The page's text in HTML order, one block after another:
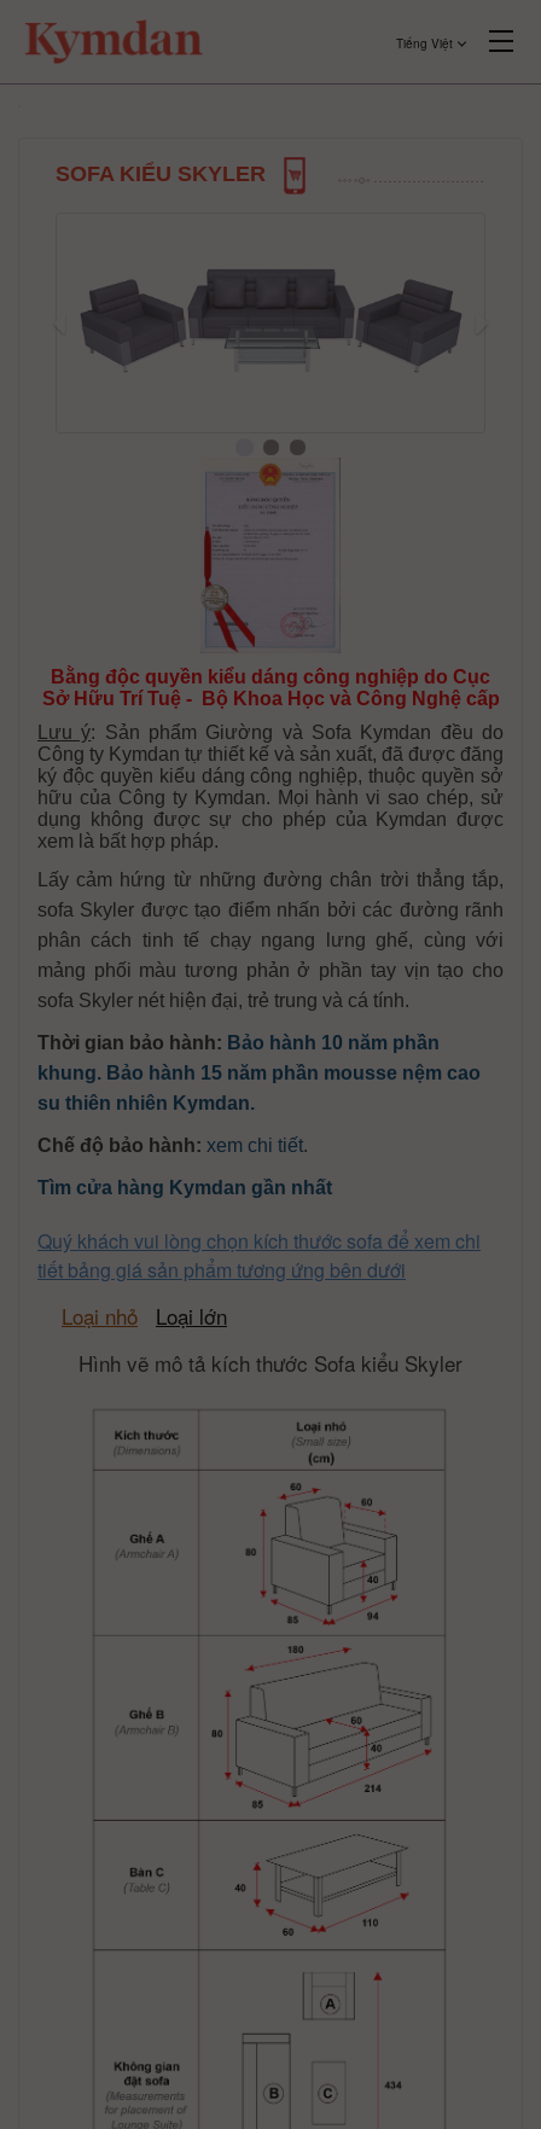
Tiếng Việt
SOFA KIỂU SKYLER
Bằng độc quyền kiểu dáng công nghiệp do Cục
Sở Hữu Trí Tuệ - Bộ Khoa Học và Công Nghệ cấp
Lưu ý: Sản phẩm Giường và Sofa Kymdan đều do
Công ty Kymdan tự thiết kế và sản xuất, đã được đăng
ký độc quyền kiểu dáng công nghiệp, thuộc quyền sở
hữu của Công ty Kymdan. Mọi hành vi sao chép, sử
dụng không được sự cho phép của Kymdan được
xem là bất hợp pháp.
Lấy cảm hứng từ những đường chân trời thẳng tắp,
sofa Skyler được tạo điểm nhấn bởi các đường rãnh
phân cách tinh tế chạy ngang lưng ghế, cùng với
mảng phối màu tương phản ở phần tay vịn tạo cho
sofa Skyler nét hiện đại, trẻ trung và cá tính.
Thời gian bảo hành: Bảo hành 10 năm phần
khung. Bảo hành 15 năm phần mousse nệm cao
su thiên nhiên Kymdan.
Chế độ bảo hành: xem chi tiết.
Tìm cửa hàng Kymdan gần nhất
Quý khách vui lòng chọn kích thước sofa để xem chi
tiết bảng giá sản phẩm tương ứng bên dưới
Loại nhỏ
Loại lớn
Hình vẽ mô tả kích thước Sofa kiểu Skyler